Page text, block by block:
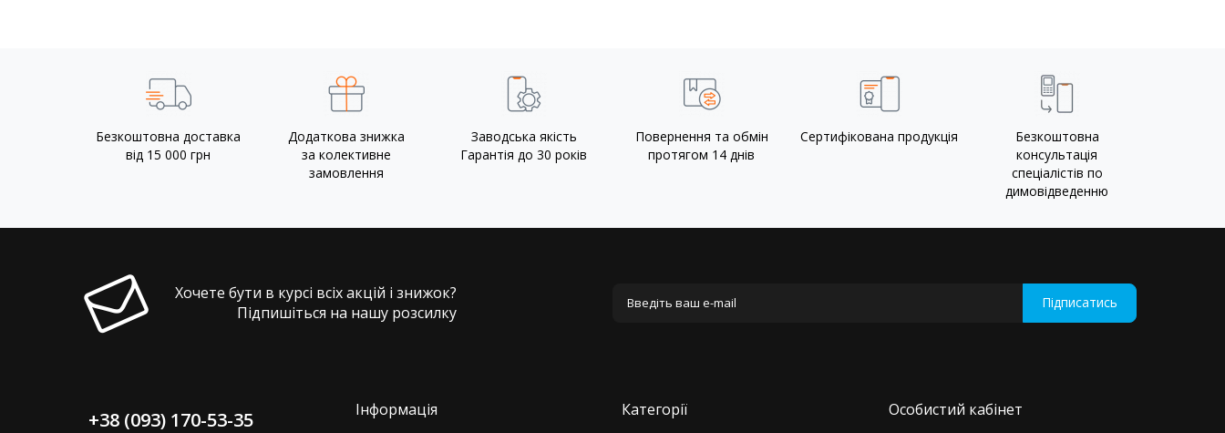
Безкоштовна доставка
від 15 000 грн
Додаткова знижка
за колективне
замовлення
Заводська якість
Гарантія до 30 років
Повернення та обмін
протягом 14 днів
Сертифікована продукція
Безкоштовна
консультація
спеціалістів по
димовідведенню
Хочете бути в курсі всіх акцій і знижок?
Підпишіться на нашу розсилку
Підписатись
+38 (093) 170-53-35
Інформація Категорії Особистий кабінет